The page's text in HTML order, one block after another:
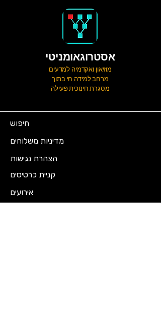
אסטרוגאומניטי
מוזיאון ואקדמיה למדעים
מרחב למידה חי בתוך
מסגרת חינוכית פעילה
חיפוש
מדיניות משלוחים
הצהרת נגישות
קניית כרטיסים
אירועים